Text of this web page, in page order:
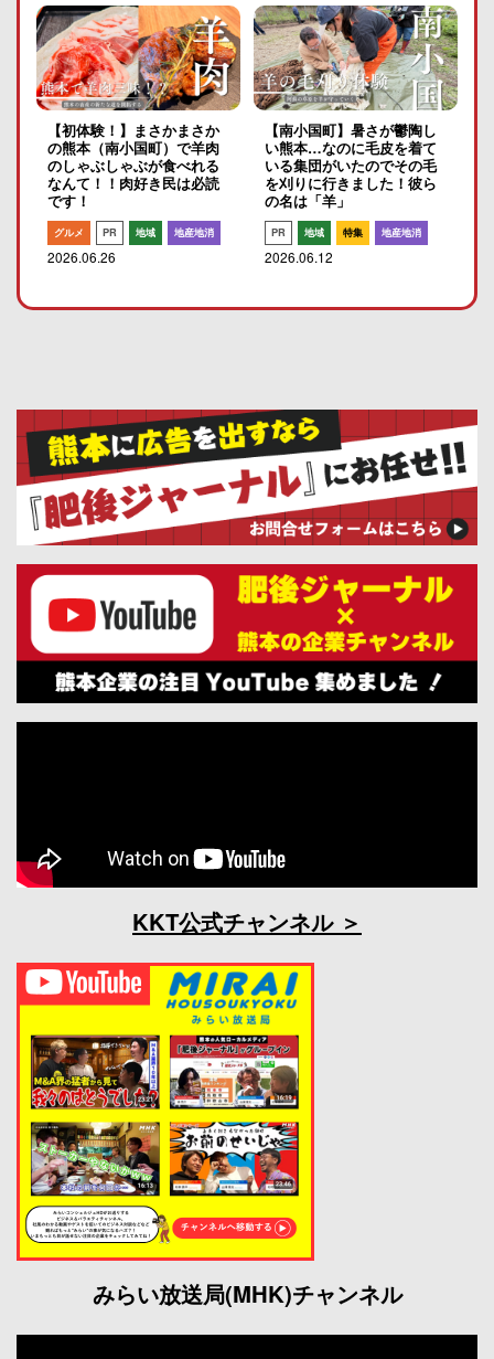
【初体験！】まさかまさか
の熊本（南小国町）で羊肉
のしゃぶしゃぶが食べれる
なんて！！肉好き民は必読
です！
グルメ PR 地域 地産地消
2026.06.26
【南小国町】暑さが鬱陶し
い熊本…なのに毛皮を着て
いる集団がいたのでその毛
を刈りに行きました！彼ら
の名は「羊」
PR 地域 特集 地産地消
2026.06.12
KKT公式チャンネル
みらい放送局(MHK)チャンネル